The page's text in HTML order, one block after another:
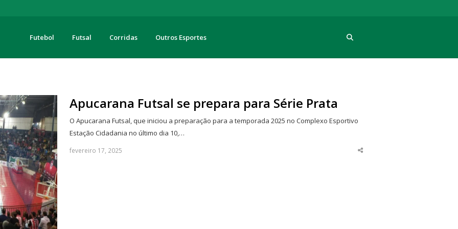
Futebol Futsal Corridas Outros Esportes
Apucarana Futsal se prepara para Série Prata
O Apucarana Futsal, que iniciou a preparação para a temporada 2025 no Complexo Esportivo
Estação Cidadania no último dia 10,…
fevereiro 17, 2025
Share